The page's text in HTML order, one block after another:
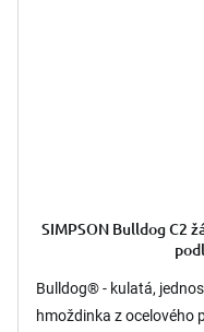
SIMPSON Bulldog C2
Bulldog® - kulatá,
hmoždinka z ocelového